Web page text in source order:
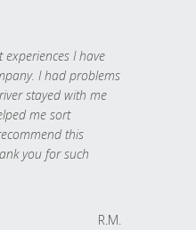
experiences I have
I had problems
stayed with me
me sort
this
you for such
R.M.